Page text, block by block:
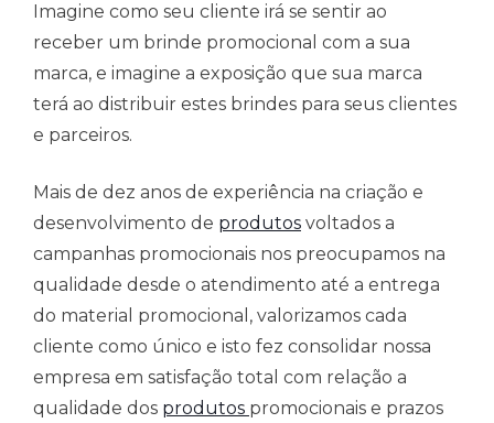
Imagine como seu cliente irá se sentir ao
receber um brinde promocional com a sua
marca, e imagine a exposição que sua marca
terá ao distribuir estes brindes para seus clientes
e parceiros.
Mais de dez anos de experiência na criação e
desenvolvimento de produtos voltados a
campanhas promocionais nos preocupamos na
qualidade desde o atendimento até a entrega
do material promocional, valorizamos cada
cliente como único e isto fez consolidar nossa
empresa em satisfação total com relação a
qualidade dos produtos promocionais e prazos